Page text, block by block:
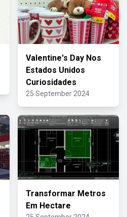
Valentine's Day Nos
Estados Unidos
Curiosidades
25 September 2024
Transformar Metros
Em Hectare